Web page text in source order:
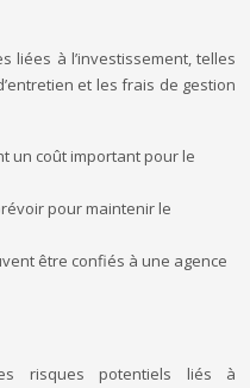
liées à l’investissement, telles
et les frais de gestion
un coût important pour le
pour maintenir le
être confiés à une agence
risques potentiels liés à